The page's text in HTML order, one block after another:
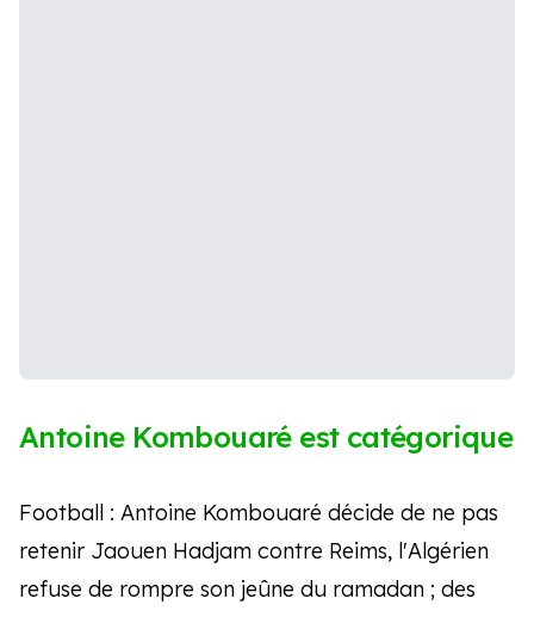
Antoine Kombouaré est catégorique
Football : Antoine Kombouaré décide de ne pas
retenir Jaouen Hadjam contre Reims, l'Algérien
refuse de rompre son jeûne du ramadan ; des